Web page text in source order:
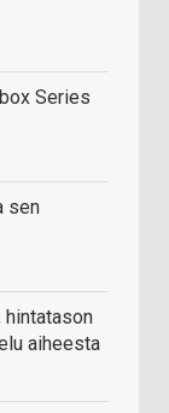
Series
sen
hintatason
aiheesta